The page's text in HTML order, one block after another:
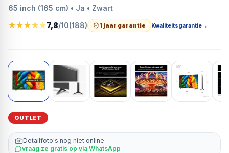
65 inch (165 cm) • Ja • Zwart
★★★★★7,8/10(188) 1 jaar garantie Kwaliteitsgarantie→
OUTLET
Detailfoto's nog niet online —
vraag ze gratis op via WhatsApp